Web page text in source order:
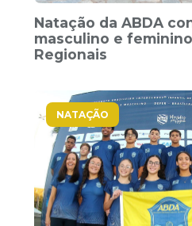
Natação da ABDA
masculino e
Regionais
NATAÇÃO